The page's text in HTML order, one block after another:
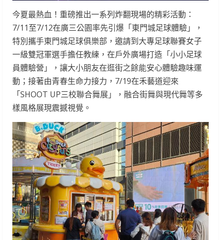
今夏最熱血！重磅推出一系列炸翻現場的精彩活動：
7/11至7/12在廣三公園率先引爆「東門城足球體驗」，
特別攜手東門城足球俱樂部，邀請到大專足球聯賽女子
一級雙冠軍選手擔任教練，在戶外廣場打造「小小足球
員體驗營」，讓大小朋友在逛街之餘能安心體驗趣味運
動；接著由青春生命力接力，7/19在禾藝道迎來
「SHOOT UP三校聯合舞展」，融合街舞與現代舞等多
樣風格展現震撼視覺。